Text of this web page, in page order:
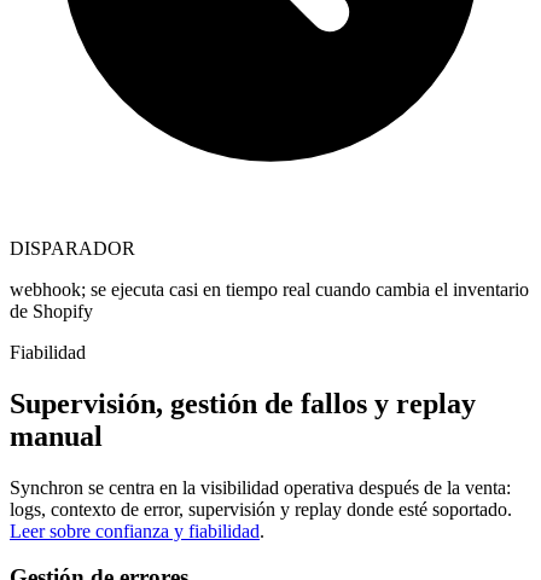
DISPARADOR
webhook; se ejecuta casi en tiempo real cuando cambia el inventario
de Shopify
Fiabilidad
Supervisión, gestión de fallos y replay
manual
Synchron se centra en la visibilidad operativa después de la venta:
logs, contexto de error, supervisión y replay donde esté soportado.
Leer sobre confianza y fiabilidad.